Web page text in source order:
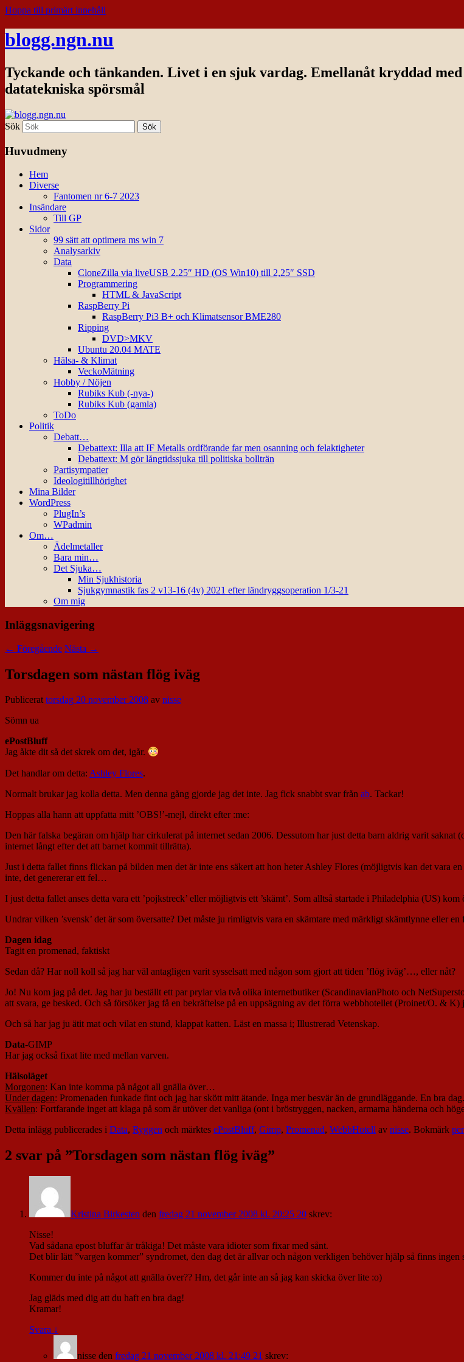
Hoppa till primärt innehåll
blogg.ngn.nu
Tyckande och tänkanden. Livet i en sjuk vardag. Emellanåt kryddad
datatekniska spörsmål
Sök
Huvudmeny
Hem
Diverse
Fantomen nr 6-7 2023
Insändare
Till GP
Sidor
99 sätt att optimera ms win 7
Analysarkiv
Data
CloneZilla via liveUSB 2.25″ HD (OS Win10) till 2,25″ SSD
Programmering
HTML & JavaScript
RaspBerry Pi
RaspBerry Pi3 B+ och Klimatsensor BME280
Ripping
DVD>MKV
Ubuntu 20.04 MATE
Hälsa- & Klimat
VeckoMätning
Hobby / Nöjen
Rubiks Kub (-nya-)
Rubiks Kub (gamla)
ToDo
Politik
Debatt…
Debattext: Illa att IF Metalls ordförande far men osanning och felaktigheter
Debattext: M gör långtidssjuka till politiska bollträn
Partisympatier
Ideologitillhörighet
Mina Bilder
WordPress
PlugIn’s
WPadmin
Om…
Ädelmetaller
Bara min…
Det Sjuka…
Min Sjukhistoria
Sjukgymnastik fas 2 v13-16 (4v) 2021 efter ländryggsoperation 1/3-21
Om mig
Inläggsnavigering
← Föregående Nästa →
Torsdagen som nästan flög iväg
Publicerattorsdag 20 november 2008 av nisse
Sömn ua
ePostBluff
Jag åkte dit så det skrek om det, igår.
Det handlar om detta: Ashley Flores.
Normalt brukar jag kolla detta. Men denna gång gjorde jag det inte. Jag fick snabbt svar från ab. Tackar!
Hoppas alla hann att uppfatta mitt ’OBS!’-mejl, direkt efter :me:
Den här falska begäran om hjälp har cirkulerat på internet sedan 2006. Dessutom har just detta barn aldrig varit
internet långt efter det att barnet kommit tillrätta).
Just i detta fallet finns flickan på bilden men det är inte ens säkert att hon heter Ashley Flores (möjligtvis kan det vara
inte, det genererar ett fel…
I just detta fallet anses detta vara ett ’pojkstreck’ eller möjligtvis ett ’skämt’. Som alltså startade i Philadelphia (US)
Undrar vilken ’svensk’ det är som översatte? Det måste ju rimligtvis vara en skämtare med märkligt skämtlynne eller
Dagen idag
Tagit en promenad, faktiskt
Sedan då? Har noll koll så jag har väl antagligen varit sysselsatt med någon som gjort att tiden ’flög iväg’…, eller nåt?
Jo! Nu kom jag på det. Jag har ju beställt ett par prylar via två olika internetbutiker (ScandinavianPhoto och
att svara, ge besked. Och så försöker jag få en bekräftelse på en uppsägning av det förra webbhotellet (Proinet/O. & K)
Och så har jag ju ätit mat och vilat en stund, klappat katten. Läst en massa i; Illustrerad Vetenskap.
Data-GIMP
Har jag också fixat lite med mellan varven.
Hälsoläget
Morgonen: Kan inte komma på något all gnälla över…
Under dagen: Promenaden funkade fint och jag har skött mitt ätande. Inga mer besvär än de grundläggande. En bra dag.
Kvällen: Fortfarande inget att klaga på som är utöver det vanliga (ont i bröstryggen, nacken, armarna händerna och
Detta inlägg publicerades i Data, Ryggen och märktes ePostBluff, Gimp, Promenad, WebbHotell av nisse. Bokmärk
2 svar på ”Torsdagen som nästan flög iväg”
Kristina Birkesten den fredag 21 november 2008 kl. 20:25 20 skrev:
Nisse!
Vad sådana epost bluffar är tråkiga! Det måste vara idioter som fixar med sånt.
Det blir lätt ”vargen kommer” syndromet, den dag det är allvar och någon verkligen behöver hjälp så finns
Kommer du inte på något att gnälla över?? Hm, det går inte an så jag kan skicka över lite :o)
Jag gläds med dig att du haft en bra dag!
Kramar!
Svara ↓
nisse den fredag 21 november 2008 kl. 21:49 21 skrev: